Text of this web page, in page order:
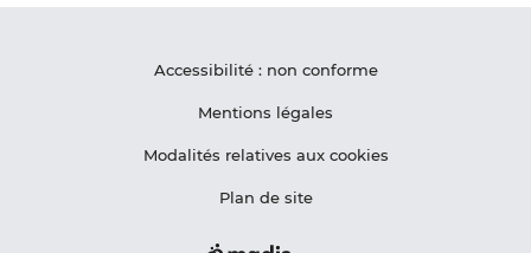
Accessibilité : non conforme
Mentions légales
Modalités relatives aux cookies
Plan de site